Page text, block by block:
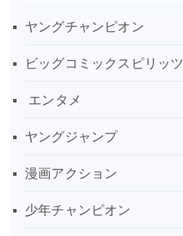
ヤングチャンピオン
ビッグコミックスピリッツ
エンタメ
ヤングジャンプ
漫画アクション
少年チャンピオン